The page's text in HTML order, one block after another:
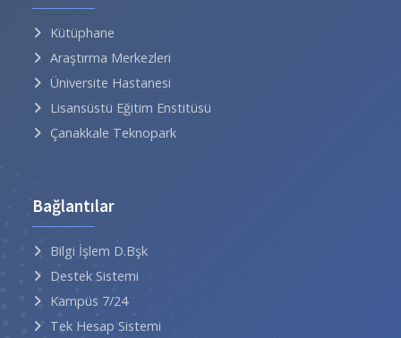
Kütüphane
Araştırma Merkezleri
Üniversite Hastanesi
Lisansüstü Eğitim Enstitüsü
Çanakkale Teknopark
Bağlantılar
Bilgi İşlem D.Bşk
Destek Sistemi
Kampüs 7/24
Tek Hesap Sistemi